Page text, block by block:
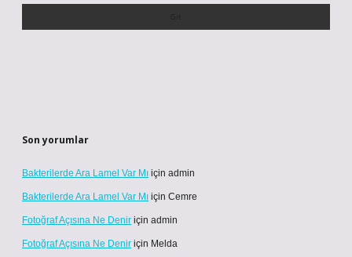
Son yorumlar
Bakterilerde Ara Lamel Var Mı için admin
Bakterilerde Ara Lamel Var Mı için Cemre
Fotoğraf Açısına Ne Denir için admin
Fotoğraf Açısına Ne Denir için Melda